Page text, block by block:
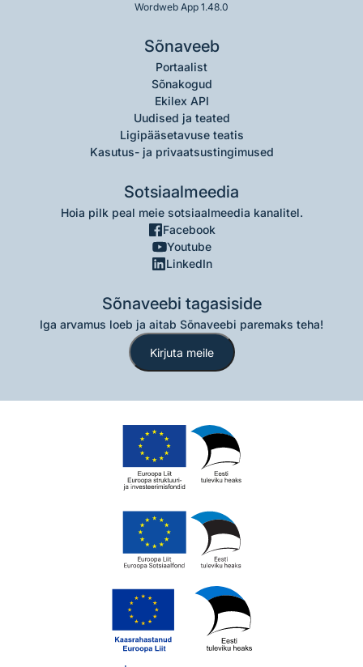
Wordweb App 1.48.0
Sõnaveeb
Portaalist
Sõnakogud
Ekilex API
Uudised ja teated
Ligipääsetavuse teatis
Kasutus- ja privaatsustingimused
Sotsiaalmeedia
Hoia pilk peal meie sotsiaalmeedia kanalitel.
Facebook
Youtube
LinkedIn
Sõnaveebi tagasiside
Iga arvamus loeb ja aitab Sõnaveebi paremaks teha!
Kirjuta meile